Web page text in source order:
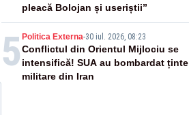
pleacă Bolojan și useriștii”
5 Politica Externa-30 iul. 2026, 08:23
Conflictul din Orientul Mijlociu se
intensifică! SUA au bombardat ținte
militare din Iran